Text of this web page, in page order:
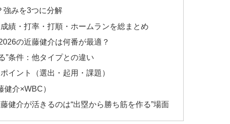
強みを3つに分解
績・打率・打順・ホームランを総まとめ
の近藤健介は何番が最適？
”条件：他タイプとの違い
イント（選出・起用・課題）
健介×WBC）
健介が活きるのは“出塁から勝ち筋を作る”場面